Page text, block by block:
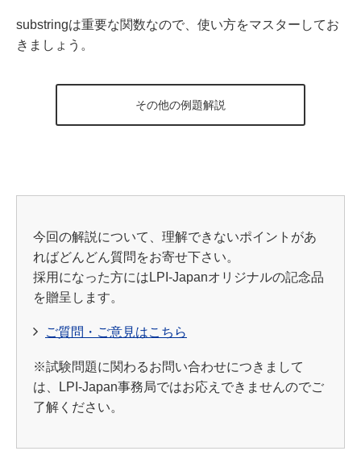
substringは重要な関数なので、使い方をマスターしてお
きましょう。
その他の例題解説
今回の解説について、理解できないポイントがあ
ればどんどん質問をお寄せ下さい。
採用になった方にはLPI-Japanオリジナルの記念品
を贈呈します。
ご質問・ご意見はこちら
※試験問題に関わるお問い合わせにつきまして
は、LPI-Japan事務局ではお応えできませんのでご
了解ください。